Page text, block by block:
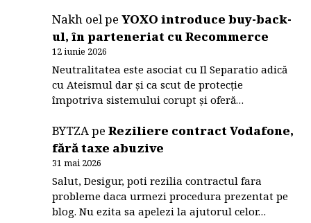
Nakh oelpeYOXO introduce buy-back-
ul, în parteneriat cu Recommerce
12 iunie 2026
Neutralitatea este asociat cu Il Separatio adică
cu Ateismul dar și ca scut de protecție
împotriva sistemului corupt și oferă…
BYTZApeReziliere contract Vodafone,
fără taxe abuzive
31 mai 2026
Salut, Desigur, poti rezilia contractul fara
probleme daca urmezi procedura prezentat pe
blog. Nu ezita sa apelezi la ajutorul celor…